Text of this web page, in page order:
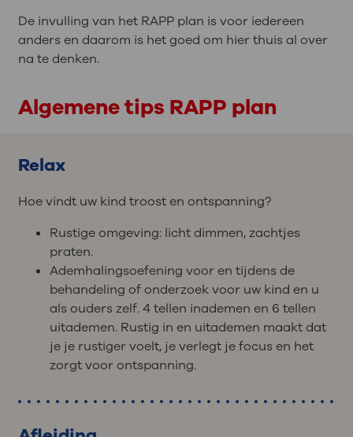
De invulling van het RAPP plan is voor iedereen
anders en daarom is het goed om hier thuis al over
na te denken.
Algemene tips RAPP plan
Relax
Hoe vindt uw kind troost en ontspanning?
Rustige omgeving: licht dimmen, zachtjes
praten.
Ademhalingsoefening voor en tijdens de
behandeling of onderzoek voor uw kind en u
als ouders zelf. 4 tellen inademen en 6 tellen
uitademen. Rustig in en uitademen maakt dat
je je rustiger voelt, je verlegt je focus en het
zorgt voor ontspanning.